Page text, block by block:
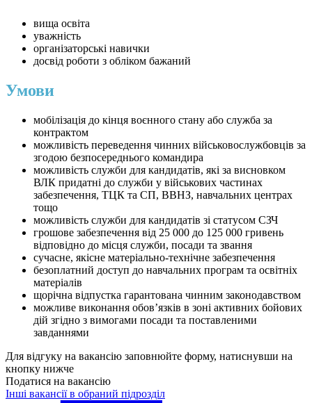
вища освіта
уважність
організаторські навички
досвід роботи з обліком бажаний
Умови
мобілізація до кінця воєнного стану або служба за
контрактом
можливість переведення чинних військовослужбовців за
згодою безпосереднього командира
можливість служби для кандидатів, які за висновком
ВЛК придатні до служби у військових частинах
забезпечення, ТЦК та СП, ВВНЗ, навчальних центрах
тощо
можливість служби для кандидатів зі статусом СЗЧ
грошове забезпечення від 25 000 до 125 000 гривень
відповідно до місця служби, посади та звання
сучасне, якісне матеріально-технічне забезпечення
безоплатний доступ до навчальних програм та освітніх
матеріалів
щорічна відпустка гарантована чинним законодавством
можливе виконання обовʼязків в зоні активних бойових
дій згідно з вимогами посади та поставленими
завданнями
Для відгуку на вакансію заповнюйте форму, натиснувши на
кнопку нижче
Податися на вакансію
Інші вакансії в обраний підрозділ